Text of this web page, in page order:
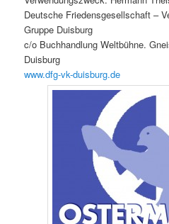
Deutsche Friedensgesellschaft –
Gruppe Duisburg
c/o Buchhandlung Weltbühne.
Duisburg
www.dfg-vk-duisburg.de